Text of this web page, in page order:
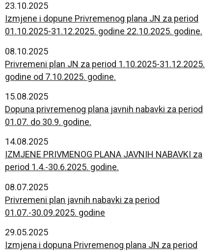
23.10.2025
Izmjene i dopune Privremenog plana JN za period
01.10.2025-31.12.2025. godine 22.10.2025. godine.
08.10.2025
Privremeni plan JN za period 1.10.2025-31.12.2025.
godine od 7.10.2025. godine.
15.08.2025
Dopuna privremenog plana javnih nabavki za period
01.07. do 30.9. godine.
14.08.2025
IZMJENE PRIVMENOG PLANA JAVNIH NABAVKI za
period 1.4.-30.6.2025. godine.
08.07.2025
Privremeni plan javnih nabavki za period
01.07.-30.09.2025. godine
29.05.2025
Izmjena i dopuna Privremenog plana JN za period